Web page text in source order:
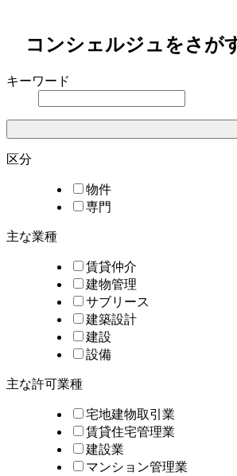
コンシェルジュをさが
キーワード
区分
物件
専門
主な業種
賃貸仲介
建物管理
サブリース
建築設計
建設
設備
主な許可業種
宅地建物取引業
賃貸住宅管理業
建設業
マンション管理業